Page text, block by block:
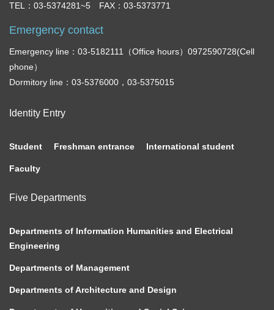
TEL：03-5374281~5 FAX：03-5373771
Emergency contact
Emergency line：03-5182111（Office hours）0972590728(Cell
phone）
Dormitory line：03-5376000，03-5375015
Identity Entry
Student Freshman entrance International student
Faculty
Five Departments
Departments of Information Humanities and Electrical
Engineering
Departments of Management
Departments of Architecture and Design